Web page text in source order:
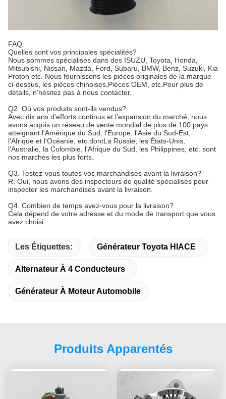
FAQ:
Quelles sont vos principales spécialités?
Nous sommes spécialisés dans des ISUZU, Toyota, Honda,
Mitsubishi, Nissan, Mazda, Ford, Subaru, BMW, Benz, Suzuki, Kia
Proton etc. Nous fournissons les pièces originales de la marque
ci-dessus, les pièces chinoises,Pièces OEM, etc.Pour plus de
détails, n'hésitez pas à nous contacter.
Q2. Où vos produits sont-ils vendus?
Avec dix ans d'efforts continus et l'expansion du marché, nous
avons acquis un réseau de vente mondial de plus de 100 pays
atteignant l'Amérique du Sud, l'Europe, l'Asie du Sud-Est,
l'Afrique et l'Océanie, etc.dontLa Russie, les États-Unis,
l'Australie, la Colombie, l'Afrique du Sud, les Philippines, etc. sont
nos marchés les plus forts.
Q3. Testez-vous toutes vos marchandises avant la livraison?
R: Oui, nous avons des inspecteurs de qualité spécialisés pour
inspecter les marchandises avant la livraison.
Q4. Combien de temps avez-vous pour la livraison?
Cela dépend de votre adresse et du mode de transport que vous
avez choisi.
Les Étiquettes: Générateur Toyota HIACE
Alternateur À 4 Conducteurs
Générateur À Moteur Automobile
Produits Apparentés